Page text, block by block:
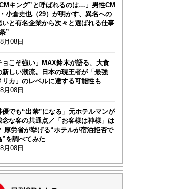
CMキング”と呼ばれるのは…」男性CM
小倉史也（29）が明かす、異名への
いと有名企業から次々と選ばれる仕事
”
月08日
ョこそ強い」MAX鈴木が語る、大食
新しい潮流。日本の現王者が「最強
リカ」のレベルに達する可能性も
月08日
優でも“出禁”になる」元ホテルマンが
念な客の共通点／「お客様は神様」は
厚労省が挙げる“ホテルが宿泊拒否で
”を調べてみた
月08日